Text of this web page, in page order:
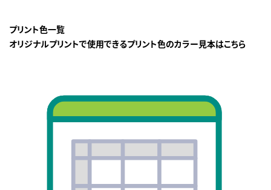
プリント色一覧
オリジナルプリントで使用できるプリント色のカラー見本はこちら